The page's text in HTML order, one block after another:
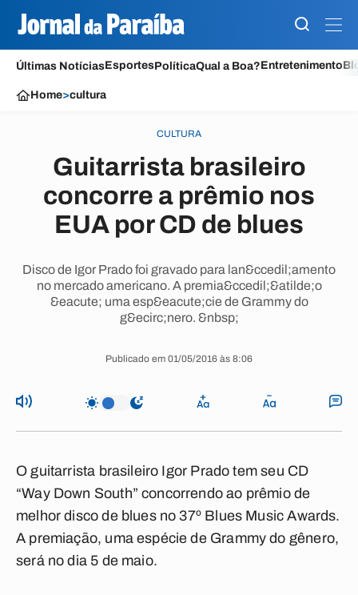
Últimas NotíciasEsportesPolíticaQual a Boa?Entretenimento
Home>cultura
CULTURA
Guitarrista brasileiro
concorre a prêmio nos
EUA por CD de blues
Disco de Igor Prado foi gravado para lan&ccedil;amento
no mercado americano. A premia&ccedil;&atilde;o
&eacute; uma esp&eacute;cie de Grammy do
g&ecirc;nero. &nbsp;
Publicado em 01/05/2016 às 8:06
O guitarrista brasileiro Igor Prado tem seu CD
“Way Down South” concorrendo ao prêmio de
melhor disco de blues no 37º Blues Music Awards.
A premiação, uma espécie de Grammy do gênero,
será no dia 5 de maio.